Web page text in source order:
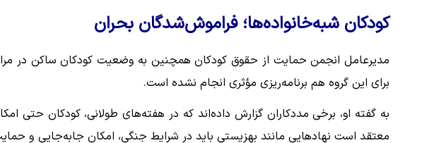
کودکان شبه‌خانواده‌ها؛ فراموش‌شدگان بحران
مدیرعامل انجمن حمایت از حقوق کودکان همچنین به وضعیت کودکان ساکن در
برای این گروه هم برنامه‌ریزی مؤثری انجام نشده است.
به گفته او، برخی مددکاران گزارش داده‌اند که در هفته‌های طولانی، کودکان حتی
معتقد است نهادهایی مانند بهزیستی باید در شرایط جنگی، امکان جابه‌جایی و